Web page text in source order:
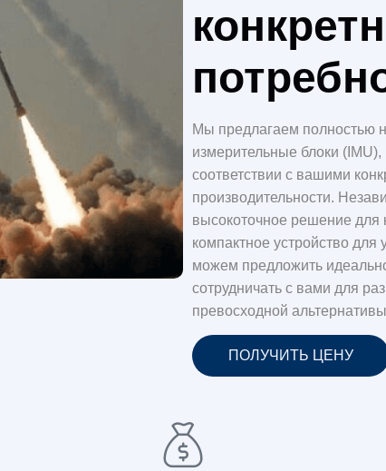
Мы предлагаем полностью
измерительные блоки
соответствии с вашими
производительности.
высокоточное решение для
компактное устройство
можем предложить
сотрудничать с вами для
превосходной
ПОЛУЧИТЬ ЦЕНУ